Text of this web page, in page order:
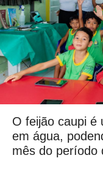
O feijão caupi é
em água,
mês do período